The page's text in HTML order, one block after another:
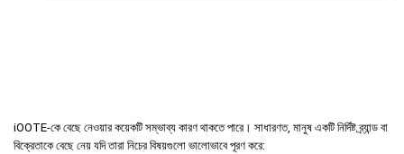
iOOTE-কে বেছে নেওয়ার কয়েকটি সম্ভাব্য কারণ থাকতে পারে। সাধারণত, মানুষ একটি নির্দিষ্ট ব্র্যান্ড বা
বিক্রেতাকে বেছে নেয় যদি তারা নিচের বিষয়গুলো ভালোভাবে পূরণ করে: